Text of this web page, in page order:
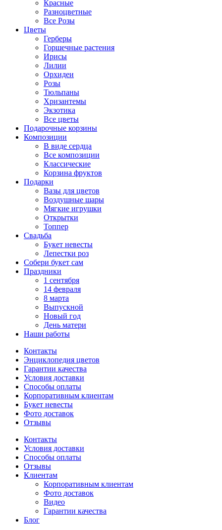
Красные
Разноцветные
Все Розы
Цветы
Герберы
Горшечные растения
Ирисы
Лилии
Орхидеи
Розы
Тюльпаны
Хризантемы
Экзотика
Все цветы
Подарочные корзины
Композиции
В виде сердца
Все композиции
Классические
Корзина фруктов
Подарки
Вазы для цветов
Воздушные шары
Мягкие игрушки
Открытки
Топпер
Свадьба
Букет невесты
Лепестки роз
Собери букет сам
Праздники
1 сентября
14 февраля
8 марта
Выпускной
Новый год
День матери
Наши работы
Контакты
Энциклопедия цветов
Гарантии качества
Условия доставки
Способы оплаты
Корпоративным клиентам
Букет невесты
Фото доставок
Отзывы
Контакты
Условия доставки
Способы оплаты
Отзывы
Клиентам
Корпоративным клиентам
Фото доставок
Видео
Гарантии качества
Блог